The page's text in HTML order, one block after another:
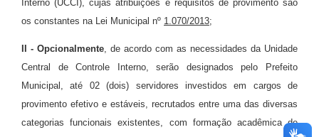
Interno (UCCI), cujas atribuições e requisitos de provimento são
os constantes na Lei Municipal nº 1.070/2013;
II - Opcionalmente , de acordo com as necessidades da Unidade
Central de Controle Interno, serão designados pelo Prefeito
Municipal, até 02 (dois) servidores investidos em cargos de
provimento efetivo e estáveis, recrutados entre uma das diversas
categorias funcionais existentes, com formação acadêmica de